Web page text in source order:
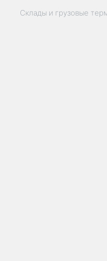
Склады и грузовые